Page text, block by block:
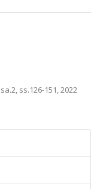
ss.126-151, 2022